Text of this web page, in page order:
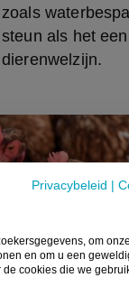
Privacybeleid
om onze
en om u een
cookies die we
zoals
steun als het
dierenwelzijn.